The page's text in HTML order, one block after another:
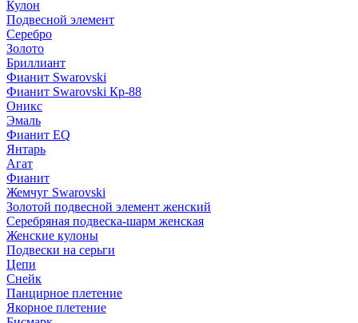
Кулон
Подвесной элемент
Серебро
Золото
Бриллиант
Фианит Swarovski
Фианит Swarovski Кр-88
Оникс
Эмаль
Фианит EQ
Янтарь
Агат
Фианит
Жемчуг Swarovski
Золотой подвесной элемент женcкий
Серебряная подвеска-шарм женская
Женские кулоны
Подвески на серьги
Цепи
Снейк
Панцирное плетение
Якорное плетение